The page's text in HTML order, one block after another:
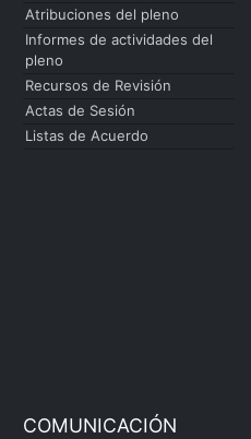
Atribuciones del pleno
Informes de actividades del
pleno
Recursos de Revisión
Actas de Sesión
Listas de Acuerdo
COMUNICACIÓN